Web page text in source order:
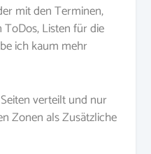
mit den Terminen,
Listen für die
ich kaum mehr
verteilt und nur
Zonen als Zusätzliche